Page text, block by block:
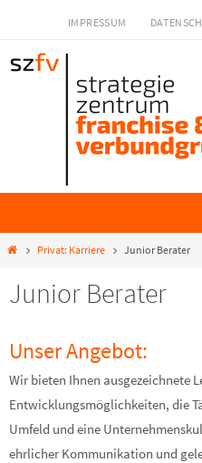
IMPRESSUM
Privat: Karriere Junior Berater
Junior Berater
Unser Angebot:
Wir bieten Ihnen ausgezeichnete
Entwicklungsmöglichkeiten, die
Umfeld und eine
ehrlicher Kommunikation und